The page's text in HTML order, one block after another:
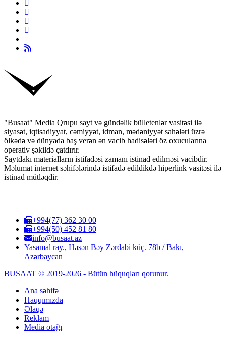
"Busaat" Media Qrupu sayt və gündəlik bülletenlər vasitəsi ilə
siyasət, iqtisadiyyat, cəmiyyət, idman, mədəniyyət sahələri üzrə
ölkədə və dünyada baş verən ən vacib hadisələri öz oxucularına
operativ şəkildə çatdırır.
Saytdakı materialların istifadəsi zamanı istinad edilməsi vacibdir.
Məlumat internet səhifələrində istifadə edildikdə hiperlink vasitəsi ilə
istinad mütləqdir.
+994(77) 362 30 00
+994(50) 452 81 80
info@busaat.az
Yasamal ray., Həsən Bəy Zərdabi küç. 78b / Bakı,
Azərbaycan
BUSAAT © 2019-2026 - Bütün hüquqları qorunur.
Ana səhifə
Haqqımızda
Əlaqə
Reklam
Media otağı